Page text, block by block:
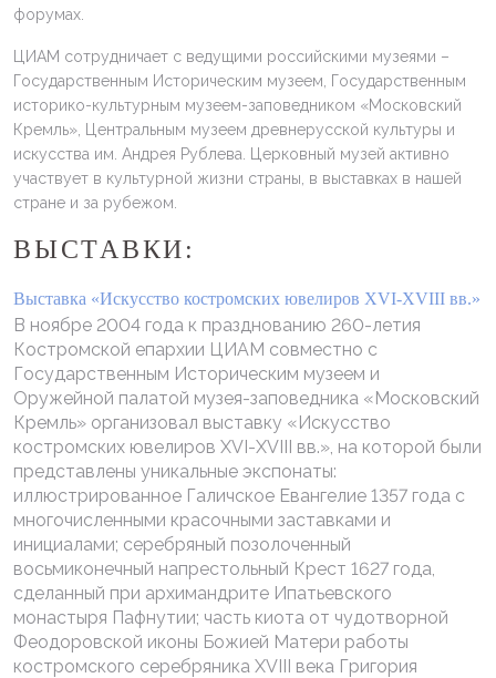
форумах.
ЦИАМ сотрудничает с ведущими российскими музеями –
Государственным Историческим музеем, Государственным
историко-культурным музеем-заповедником «Московский
Кремль», Центральным музеем древнерусской культуры и
искусства им. Андрея Рублева. Церковный музей активно
участвует в культурной жизни страны, в выставках в нашей
стране и за рубежом.
ВЫСТАВКИ:
Выставка «Искусство костромских ювелиров XVI-XVIII вв.»
В ноябре 2004 года к празднованию 260-летия
Костромской епархии ЦИАМ совместно с
Государственным Историческим музеем и
Оружейной палатой музея-заповедника «Московский
Кремль» организовал выставку «Искусство
костромских ювелиров XVI-XVIII вв.», на которой были
представлены уникальные экспонаты:
иллюстрированное Галичское Евангелие 1357 года с
многочисленными красочными заставками и
инициалами; серебряный позолоченный
восьмиконечный напрестольный Крест 1627 года,
сделанный при архимандрите Ипатьевского
монастыря Пафнутии; часть киота от чудотворной
Феодоровской иконы Божией Матери работы
костромского серебряника XVIII века Григория